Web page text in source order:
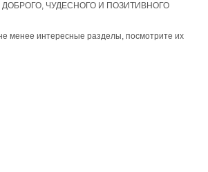
ДОБРОГО, ЧУДЕСНОГО И ПОЗИТИВНОГО
менее интересные разделы, посмотрите их